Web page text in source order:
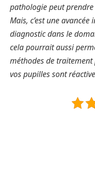
pathologie peut
Mais, c’est une
diagnostic dans le
cela pourrait aussi
méthodes de traitement
vos pupilles sont